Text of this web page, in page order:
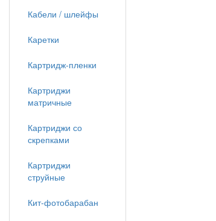
Кабели / шлейфы
Каретки
Картридж-пленки
Картриджи
матричные
Картриджи со
скрепками
Картриджи
струйные
Кит-фотобарабан